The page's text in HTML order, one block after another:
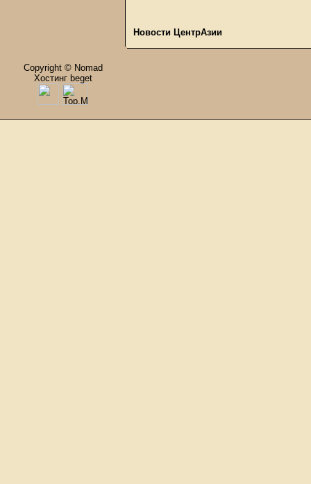
Новости ЦентрАзии
Copyright © Nomad
Хостинг beget